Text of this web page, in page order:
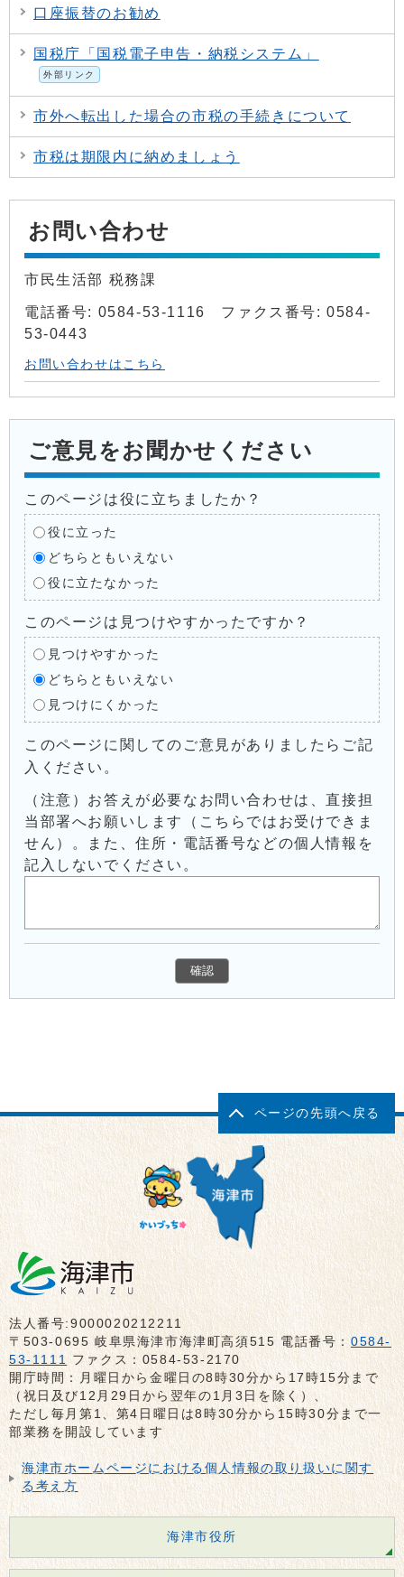
口座振替のお勧め
国税庁「国税電子申告・納税システム」
外部リンク
市外へ転出した場合の市税の手続きについて
市税は期限内に納めましょう
お問い合わせ
市民生活部 税務課
電話番号: 0584-53-1116 ファクス番号: 0584-
53-0443
お問い合わせはこちら
ご意見をお聞かせください
このページは役に立ちましたか？
役に立った
どちらともいえない
役に立たなかった
このページは見つけやすかったですか？
見つけやすかった
どちらともいえない
見つけにくかった
このページに関してのご意見がありましたらご記
入ください。
（注意）お答えが必要なお問い合わせは、直接担
当部署へお願いします（こちらではお受けできま
せん）。また、住所・電話番号などの個人情報を
記入しないでください。
ページの先頭へ戻る
法人番号:9000020212211
〒503-0695 岐阜県海津市海津町高須515 電話番号：0584-
53-1111 ファクス：0584-53-2170
開庁時間：月曜日から金曜日の8時30分から17時15分まで
（祝日及び12月29日から翌年の1月3日を除く）、
ただし毎月第1、第4日曜日は8時30分から15時30分まで一
部業務を開設しています
海津市ホームページにおける個人情報の取り扱いに関す
る考え方
海津市役所